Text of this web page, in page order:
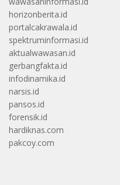
horizonberita.id
portalcakrawala.id
spektruminformasi.id
aktualwawasan.id
gerbangfakta.id
infodinamika.id
narsis.id
pansos.id
forensik.id
hardiknas.com
pakcoy.com